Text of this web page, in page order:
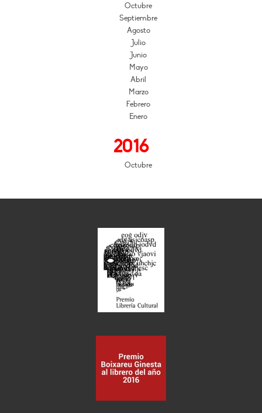
Octubre
Septiembre
Agosto
Julio
Junio
Mayo
Abril
Marzo
Febrero
Enero
2016
Octubre